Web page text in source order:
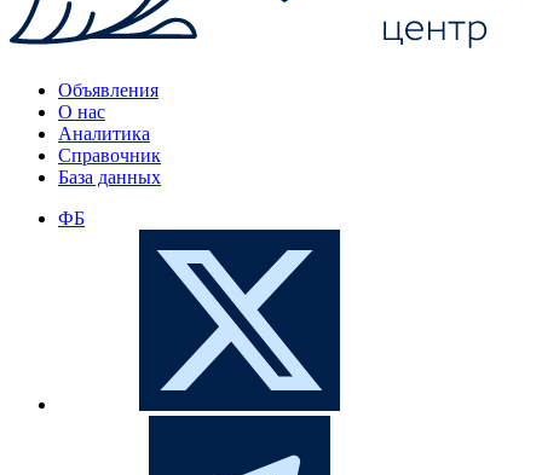
Объявления
О нас
Аналитика
Справочник
База данных
ФБ